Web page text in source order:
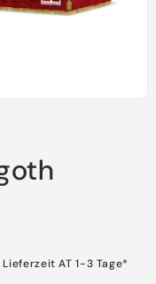
AT 1-3 Tage*